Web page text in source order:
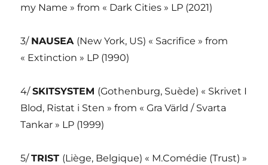
my Name » from « Dark Cities » LP (2021)
3/ NAUSEA (New York, US) « Sacrifice » from
« Extinction » LP (1990)
4/SKITSYSTEM (Gothenburg, Suède) « Skrivet I
Blod, Ristat i Sten » from « Gra Värld / Svarta
Tankar » LP (1999)
5/TRIST (Liège, Belgique) « M.Comédie (Trust) »